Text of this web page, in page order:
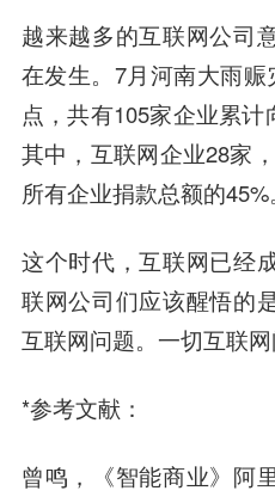
越来越多的互联网公司
在发生。7月河南大雨
点，共有105家企业累计
其中，互联网企业28家
所有企业捐款总额的45%。
这个时代，互联网已经
联网公司们应该醒悟的
互联网问题。一切互联网
*参考文献：
曾鸣，《智能商业》 阿